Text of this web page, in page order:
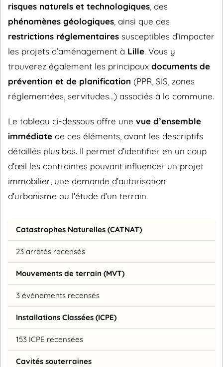
risques naturels et technologiques , des
phénomènes géologiques , ainsi que des
restrictions réglementaires susceptibles d’impacter
les projets d’aménagement à Lille. Vous y
trouverez également les principaux documents de
prévention et de planification (PPR, SIS, zones
réglementées, servitudes…) associés à la commune.
Le tableau ci-dessous offre une vue d’ensemble
immédiate de ces éléments, avant les descriptifs
détaillés plus bas. Il permet d’identifier en un coup
d’œil les contraintes pouvant influencer un projet
immobilier, une demande d’autorisation
d’urbanisme ou l’étude d’un terrain.
Catastrophes Naturelles (CATNAT)
23 arrêtés recensés
Mouvements de terrain (MVT)
3 événements recensés
Installations Classées (ICPE)
153 ICPE recensées
Cavités souterraines